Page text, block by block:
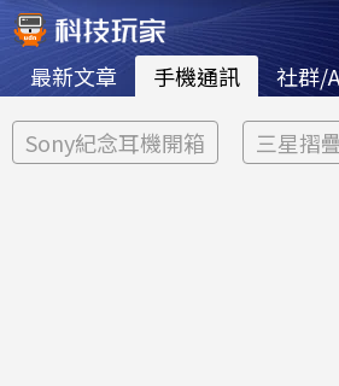
最新文章 手機通訊 社群/
Sony紀念耳機開箱 三星摺